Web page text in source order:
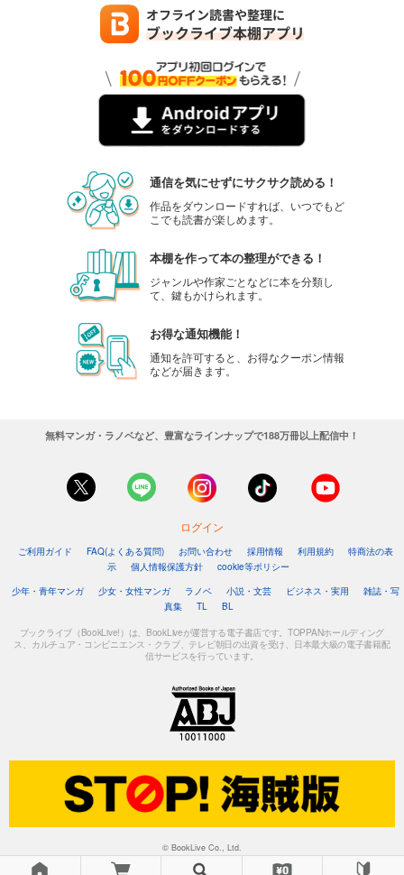
通信を気にせずにサクサク読める！
作品をダウンロードすれば、いつでもど
こでも読書が楽しめます。
本棚を作って本の整理ができる！
ジャンルや作家ごとなどに本を分類し
て、鍵もかけられます。
お得な通知機能！
通知を許可すると、お得なクーポン情報
などが届きます。
無料マンガ・ラノベなど、豊富なラインナップで188万冊以上配信中！
ログイン
ご利用ガイド FAQ(よくある質問) お問い合わせ 採用情報 利用規約
特商法の表
示
個人情報保護方針
cookie等ポリシー
少年・青年マンガ
少女・女性マンガ ラノベ 小説・文芸 ビジネス・実用
雑誌・写
真集
TL BL
ブックライブ（BookLive!）は、BookLiveが運営する電子書店です。TOPPANホールディング
ス、カルチュア・コンビニエンス・クラブ、テレビ朝日の出資を受け、日本最大級の電子書籍配
信サービスを行っています。
© BookLive Co., Ltd.